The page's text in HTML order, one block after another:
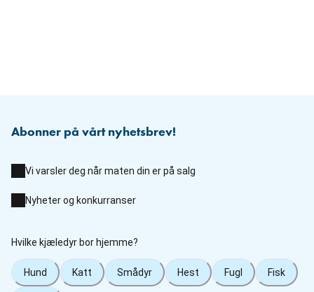
Abonner på vårt nyhetsbrev!
Vi varsler deg når maten din er på salg
Nyheter og konkurranser
Hvilke kjæledyr bor hjemme?
Hund Katt Smådyr Hest Fugl Fisk